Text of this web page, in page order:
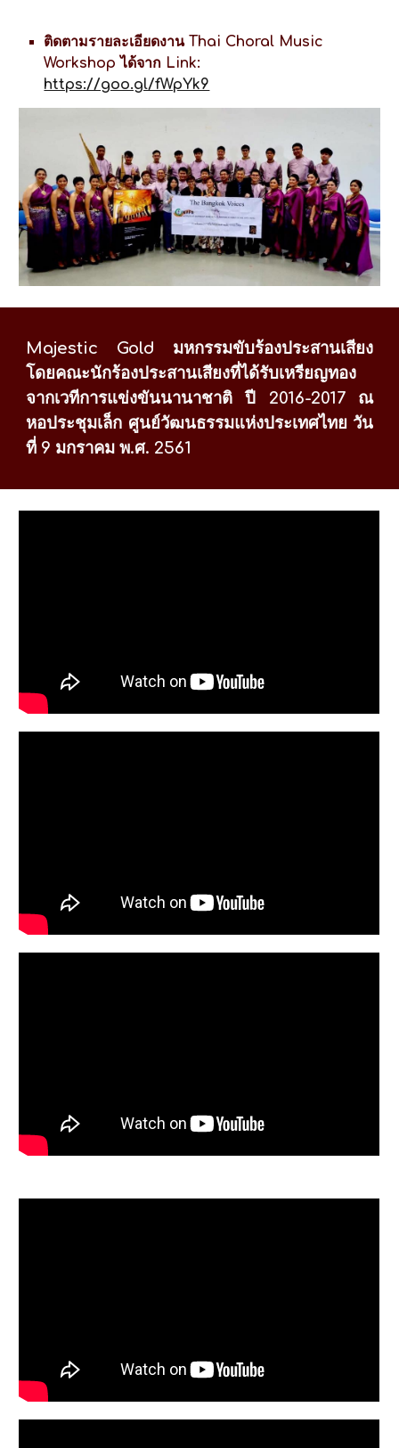
ติดตามรายละเอียดงาน Thai Choral Music
Workshop ได้จาก Link:
https://goo.gl/fWpYk9
Majestic Gold มหกรรมขับร้องประสานเสียง
โดยคณะนักร้องประสานเสียงที่ได้รับเหรียญทอง
จากเวทีการแข่งขันนานาชาติ ปี 2016-2017 ณ
หอประชุมเล็ก ศูนย์วัฒนธรรมแห่งประเทศไทย วัน
ที่ 9 มกราคม พ.ศ. 2561